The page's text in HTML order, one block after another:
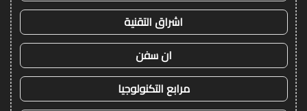
اشراق التقنية
ان سفن
مرابع التكنولوجيا